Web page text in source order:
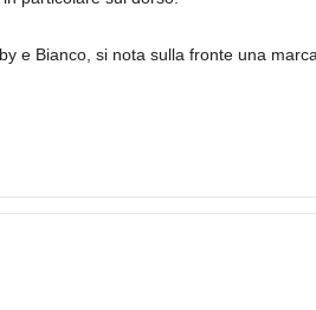
e Bianco, si nota sulla fronte una